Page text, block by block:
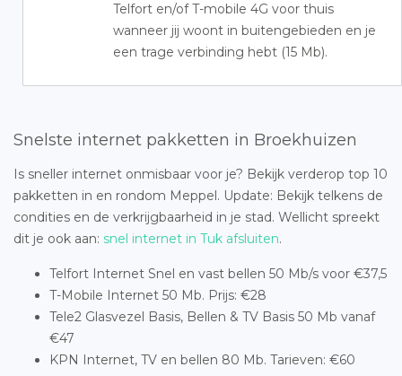
Telfort en/of T-mobile 4G voor thuis
wanneer jij woont in buitengebieden en je
een trage verbinding hebt (15 Mb).
Snelste internet pakketten in Broekhuizen
Is sneller internet onmisbaar voor je? Bekijk verderop top 10
pakketten in en rondom Meppel. Update: Bekijk telkens de
condities en de verkrijgbaarheid in je stad. Wellicht spreekt
dit je ook aan: snel internet in Tuk afsluiten.
Telfort Internet Snel en vast bellen 50 Mb/s voor €37,5
T-Mobile Internet 50 Mb. Prijs: €28
Tele2 Glasvezel Basis, Bellen & TV Basis 50 Mb vanaf
€47
KPN Internet, TV en bellen 80 Mb. Tarieven: €60